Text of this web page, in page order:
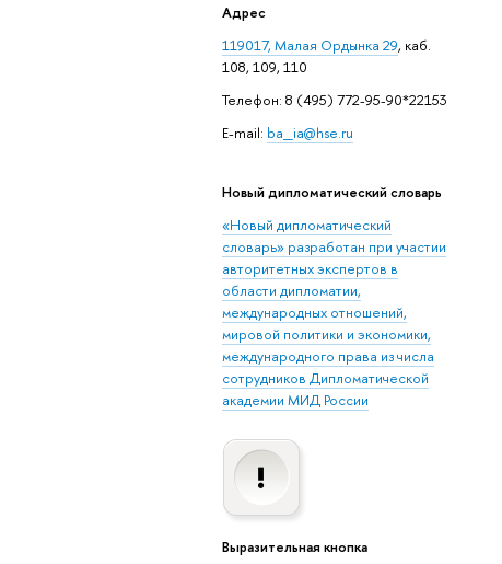
Адрес
119017, Малая Ордынка 29, каб.
108, 109, 110
Телефон: 8 (495) 772-95-90*22153
E-mail: ba_ia@hse.ru
Новый дипломатический словарь
«Новый дипломатический
словарь» разработан при участии
авторитетных экспертов в
области дипломатии,
международных отношений,
мировой политики и экономики,
международного права из числа
сотрудников Дипломатической
академии МИД России
Выразительная кнопка